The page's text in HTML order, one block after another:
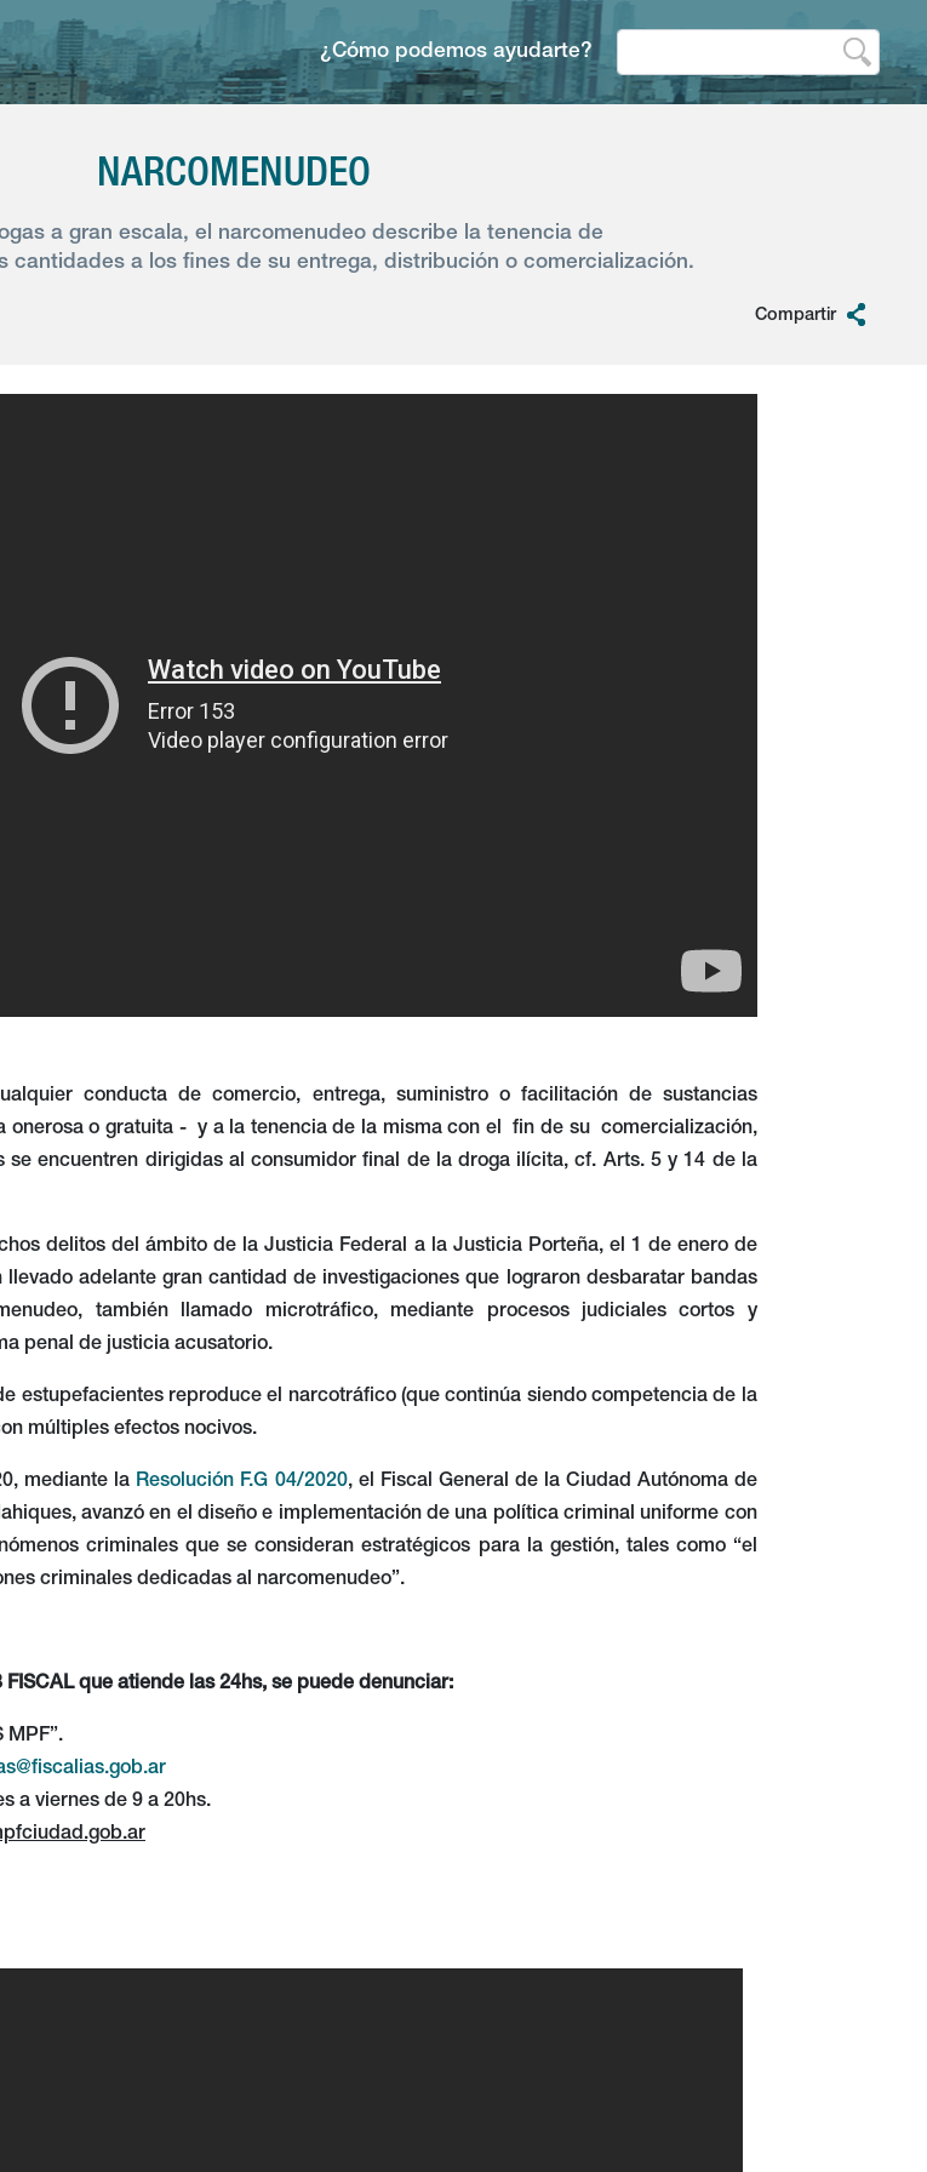
¿Cómo podemos ayudarte?
NARCOMENUDEO
a gran escala, el narcomenudeo describe la tenencia de
cantidades a los fines de su entrega, distribución o comercialización.
Compartir
conducta de comercio, entrega, suministro o facilitación de sustancias
onerosa o gratuita - y a la tenencia de la misma con el fin de su comercialización,
se encuentren dirigidas al consumidor final de la droga ilícita, cf. Arts. 5 y 14 de la
delitos del ámbito de la Justicia Federal a la Justicia Porteña, el 1 de enero de
adelante gran cantidad de investigaciones que lograron desbaratar bandas
también llamado microtráfico, mediante procesos judiciales cortos y
penal de justicia acusatorio.
estupefacientes reproduce el narcotráfico (que continúa siendo competencia de la
múltiples efectos nocivos.
mediante la Resolución F.G 04/2020, el Fiscal General de la Ciudad Autónoma de
avanzó en el diseño e implementación de una política criminal uniforme con
criminales que se consideran estratégicos para la gestión, tales como “el
criminales dedicadas al narcomenudeo”.
que atiende las 24hs, se puede denunciar:
MPF”.
a viernes de 9 a 20hs.